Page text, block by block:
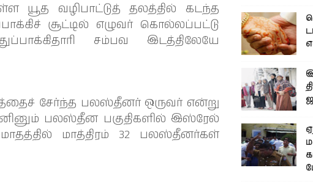
யூத வழிபாட்டுத் தலத்தில் கடந்த
சூட்டில் எழுவர் கொல்லப்பட்டு
சம்பவ இடத்திலேயே
சேர்ந்த பலஸ்தீனர் ஒருவர் என்று
பலஸ்தீன பகுதிகளில் இஸ்ரேல்
மாத்திரம் 32 பலஸ்தீனர்கள்